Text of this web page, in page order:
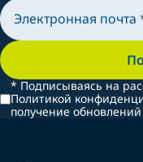
* Подписываясь на
Политикой
получение